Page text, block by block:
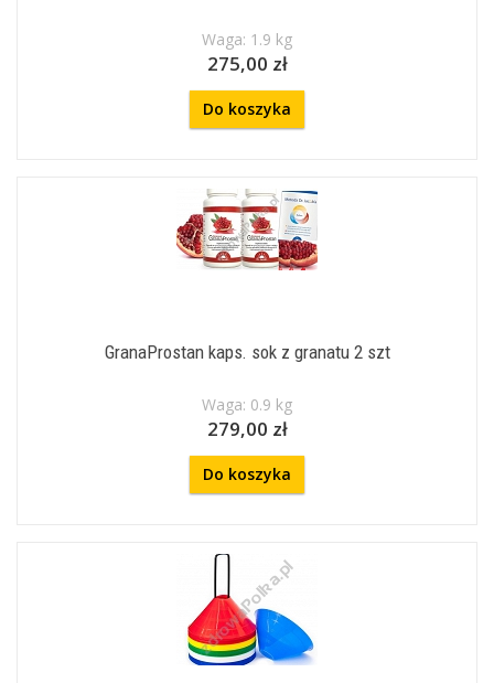
Waga: 1.9 kg
275,00 zł
Do koszyka
GranaProstan kaps. sok z granatu 2 szt
Waga: 0.9 kg
279,00 zł
Do koszyka